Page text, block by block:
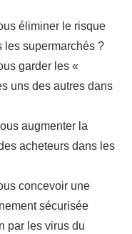
éliminer le risque
les supermarchés ?
garder les «
uns des autres dans
augmenter la
acheteurs dans les
concevoir une
sécurisée
par les virus du